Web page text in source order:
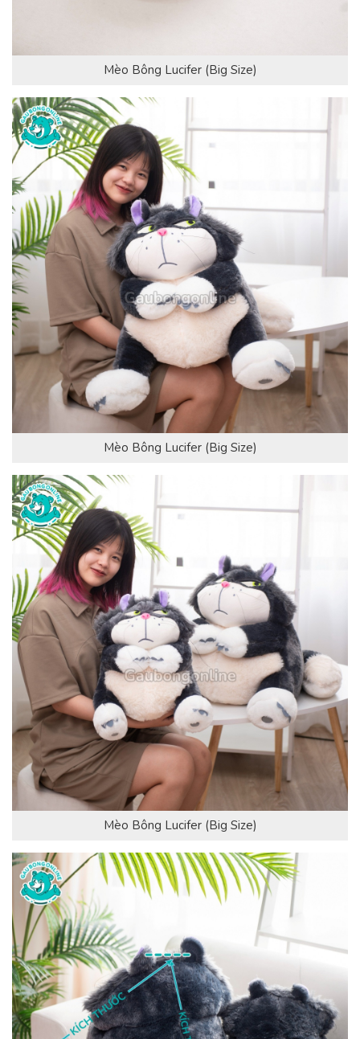
Mèo Bông Lucifer (Big Size)
Mèo Bông Lucifer (Big Size)
Mèo Bông Lucifer (Big Size)